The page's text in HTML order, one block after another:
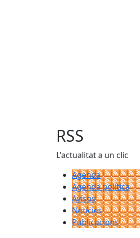
RSS
L'actualitat a un clic
Agenda
Agenda política
Avisos
Notícies
Publicacions